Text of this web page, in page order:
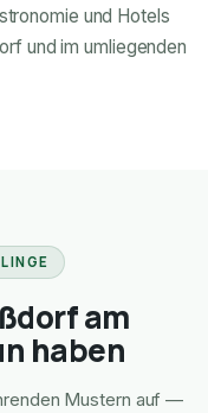
und Hotels
und im umliegenden
am
haben
Mustern auf —